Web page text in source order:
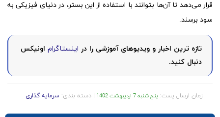
قرار می‌دهد تا آن‌ها بتوانند با استفاده از این بستر، در دنیای فیزیکی به
سود برسند.
تازه ترین اخبار و ویدیوهای آموزشی را در اینستاگرام اونیکس
دنبال کنید.
زمان ارسال پست: پنج شنبه 7 اردیبهشت 1402 | دسته بندی: سرمایه گذاری